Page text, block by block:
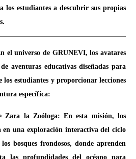
los estudiantes a descubrir sus propias
el universo de GRUNEVI, los avatares
aventuras educativas diseñadas para
estudiantes y proporcionar lecciones
específica:
Zara la Zoóloga: En esta misión, los
en una exploración interactiva del ciclo
bosques frondosos, donde aprenden
las profundidades del océano para